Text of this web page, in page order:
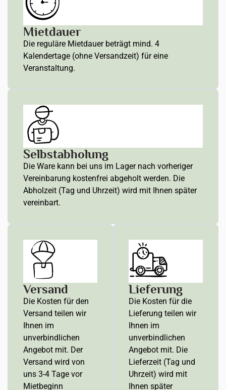
Mietdauer
Die reguläre Mietdauer beträgt mind. 4
Kalendertage (ohne Versandzeit) für eine
Veranstaltung.
Selbstabholung
Die Ware kann bei uns im Lager nach vorheriger
Vereinbarung kostenfrei abgeholt werden. Die
Abholzeit (Tag und Uhrzeit) wird mit Ihnen später
vereinbart.
Versand
Die Kosten für den
Versand teilen wir
Ihnen im
unverbindlichen
Angebot mit. Der
Versand wird von
uns 3-4 Tage vor
Mietbeginn
Lieferung
Die Kosten für die
Lieferung teilen wir
Ihnen im
unverbindlichen
Angebot mit. Die
Lieferzeit (Tag und
Uhrzeit) wird mit
Ihnen später